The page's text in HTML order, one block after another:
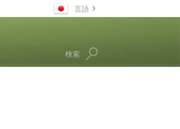
検索
言語
すべての地域/言語